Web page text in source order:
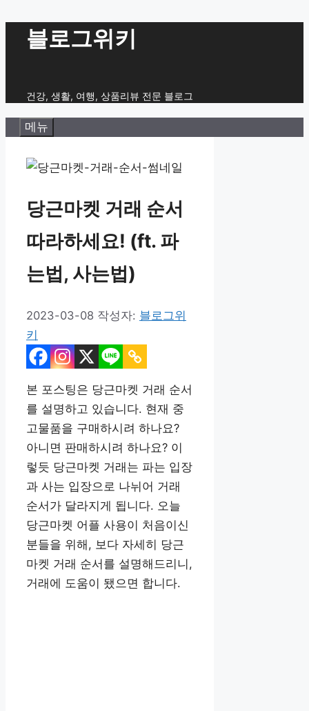
블로그위키
건강, 생활, 여행, 상품리뷰 전문 블로그
메뉴
당근마켓 거래 순서
따라하세요! (ft. 파
는법, 사는법)
2023-03-08 작성자: 블로그위
키
본 포스팅은 당근마켓 거래 순서
를 설명하고 있습니다. 현재 중
고물품을 구매하시려 하나요?
아니면 판매하시려 하나요? 이
렇듯 당근마켓 거래는 파는 입장
과 사는 입장으로 나뉘어 거래
순서가 달라지게 됩니다. 오늘
당근마켓 어플 사용이 처음이신
분들을 위해, 보다 자세히 당근
마켓 거래 순서를 설명해드리니,
거래에 도움이 됐으면 합니다.